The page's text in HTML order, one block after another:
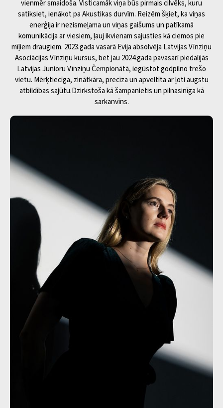
vienmēr smaidoša. Visticamāk viņa būs pirmais cilvēks, kuru
satiksiet, ienākot pa Akustikas durvīm. Reizēm šķiet, ka viņas
enerģija ir nezismeļama un viņas gaišums un patīkamā
komunikācija ar viesiem, ļauj ikvienam sajusties kā ciemos pie
mīļiem draugiem. 2023.gada vasarā Evija absolvēja Latvijas Vīnziņu
Asociācijas Vīnziņu kursus, bet jau 2024.gada pavasarī piedalījās
Latvijas Junioru Vīnziņu Čempionātā, iegūstot godpilno trešo
vietu. Mērķtiecīga, zinātkāra, precīza un apveltīta ar ļoti augstu
atbildības sajūtu.Dzirkstoša kā šampanietis un pilnasinīga kā
sarkanvīns.